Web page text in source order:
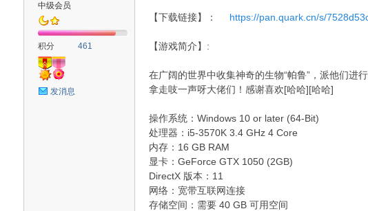
中级会员
积分 461
发消息
【下载链接】： https://pan.quark.cn/s/
【游戏简介】:
在广阔的世界中收集神奇的生物“帕鲁”，派他们进
拿走吱一声呀大佬们！感谢喜欢[哈哈][哈哈]
操作系统：Windows 10 or later (64-Bit)
处理器：i5-3570K 3.4 GHz 4 Core
内存：16 GB RAM
显卡：GeForce GTX 1050 (2GB)
DirectX 版本：11
网络：宽带互联网连接
存储空间：需要 40 GB 可用空间